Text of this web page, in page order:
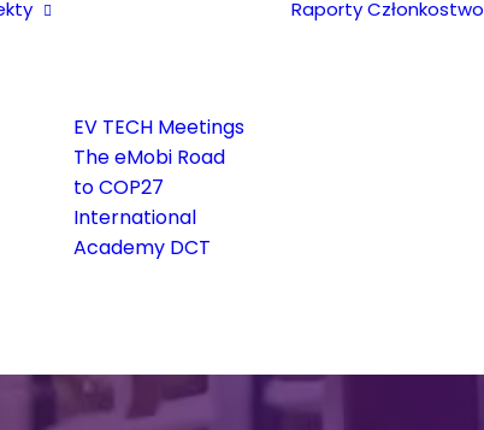
EV TECH Meetings
The eMobi Road
to COP27
International
Academy DCT
RaportyCzłonkostwo